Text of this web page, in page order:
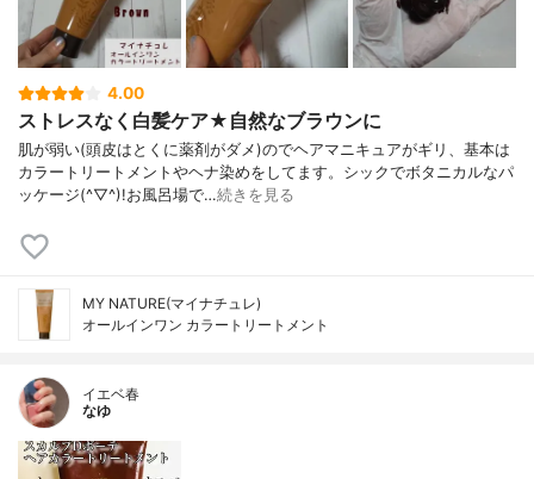
4.00
ストレスなく白髪ケア★自然なブラウンに
肌が弱い(頭皮はとくに薬剤がダメ)のでヘアマニキュアがギリ、基本は
カラートリートメントやヘナ染めをしてます。シックでボタニカルなパ
ッケージ(^▽^)!お風呂場で…続きを見る
MY NATURE(マイナチュレ)
オールインワン カラートリートメント
イエベ春
なゆ